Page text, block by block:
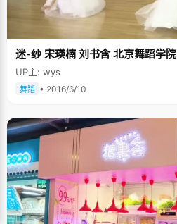
迷-纱 宋瑛楠 刘书含 北京舞蹈学院
UP主: wys
舞蹈 • 2016/6/10